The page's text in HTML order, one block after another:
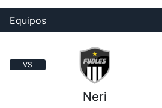
Equipos
VS
Neri